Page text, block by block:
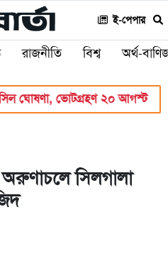
ই-পেপার
রাজনীতি বিশ্ব অর্থ-
ঘোষণা, ভোটগ্রহণ ২০ আগস্ট
অরুণাচলে সিলগালা